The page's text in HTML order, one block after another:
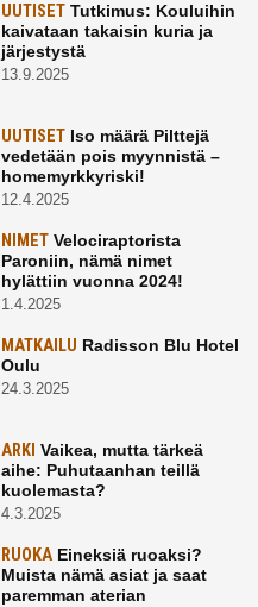
UUTISETTutkimus: Kouluihin
kaivataan takaisin kuria ja
järjestystä
13.9.2025
UUTISETIso määrä Pilttejä
vedetään pois myynnistä –
homemyrkkyriski!
12.4.2025
NIMETVelociraptorista
Paroniin, nämä nimet
hylättiin vuonna 2024!
1.4.2025
MATKAILU Radisson Blu Hotel
Oulu
24.3.2025
ARKI Vaikea, mutta tärkeä
aihe: Puhutaanhan teillä
kuolemasta?
4.3.2025
RUOKAEineksiä ruoaksi?
Muista nämä asiat ja saat
paremman aterian